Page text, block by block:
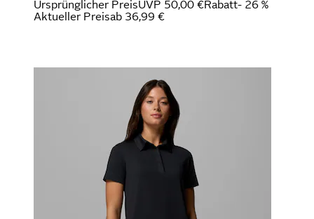
Ursprünglicher PreisUVP 50,00 €Rabatt- 26 %
Aktueller Preisab 36,99 €